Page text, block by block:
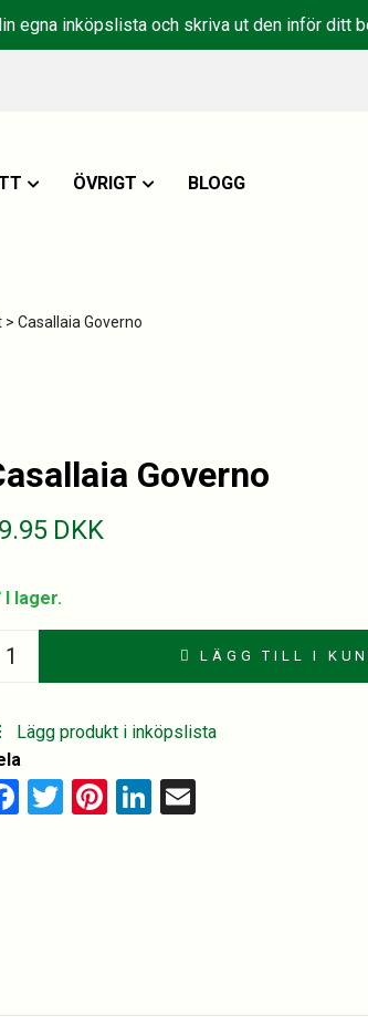
egna inköpslista och skriva ut den inför ditt
ÖVRIGT BLOGG
> Casallaia Governo
Governo
DKK
I lager.
LÄGG TILL I
Lägg produkt i inköpslista
Facebook
TwitterPinterest
LinkedIn